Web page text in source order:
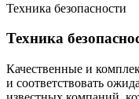
Техника безопасности
Техника
Качественные и
и соответствовать